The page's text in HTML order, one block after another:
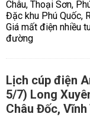
Lịch cúp điện
5/7) Long
Châu Đốc,